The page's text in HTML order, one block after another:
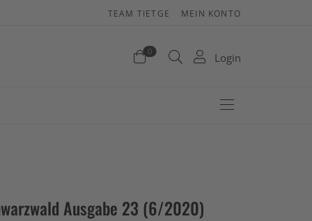
TEAM TIETGE MEIN KONTO
0 Login
Ausgabe 23 (6/2020)